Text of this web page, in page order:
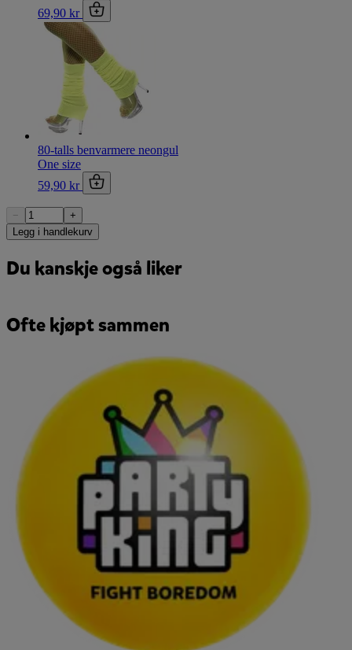
69,90 kr
80-talls benvarmere neongul
One size
59,90 kr
−
+
Legg i handlekurv
Du kanskje også liker
Ofte kjøpt sammen